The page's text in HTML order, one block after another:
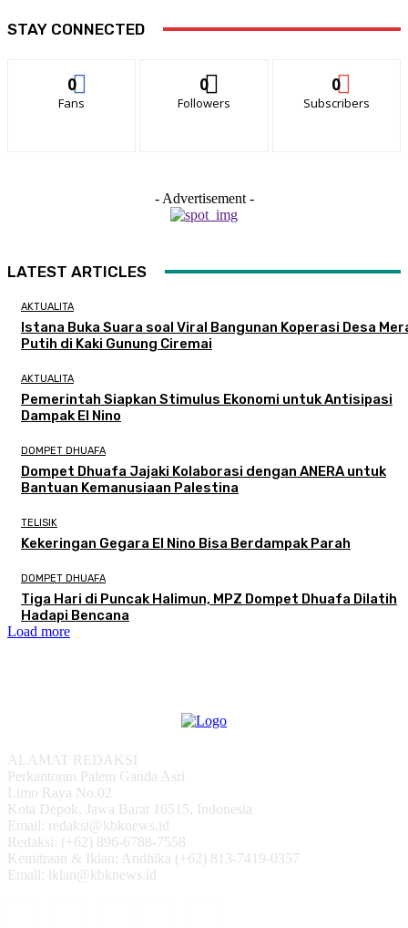
STAY CONNECTED
0
Fans
0
Followers
0
Subscribers
- Advertisement -
LATEST ARTICLES
AKTUALITA
Istana Buka Suara soal Viral Bangunan Koperasi Desa
Putih di Kaki Gunung Ciremai
AKTUALITA
Pemerintah Siapkan Stimulus Ekonomi untuk Antisipasi
Dampak El Nino
DOMPET DHUAFA
Dompet Dhuafa Jajaki Kolaborasi dengan ANERA untuk
Bantuan Kemanusiaan Palestina
TELISIK
Kekeringan Gegara El Nino Bisa Berdampak Parah
DOMPET DHUAFA
Tiga Hari di Puncak Halimun, MPZ Dompet Dhuafa Dilatih
Hadapi Bencana
Load more
ALAMAT REDAKSI
Perkantoran Palem Ganda Asri
Limo Raya No.02
Kota Depok, Jawa Barat 16515, Indonesia
Email: redaksi@kbknews.id
Redaksi: (+62) 896-6788-7558
Kemitraan & Iklan: Andhika (+62) 813-7419-0357
Email: iklan@kbknews.id